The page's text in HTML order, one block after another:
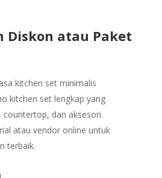
Diskon atau Paket
kitchen set minimalis
kitchen set lengkap yang
countertop, dan aksesori.
atau vendor online untuk
terbaik.